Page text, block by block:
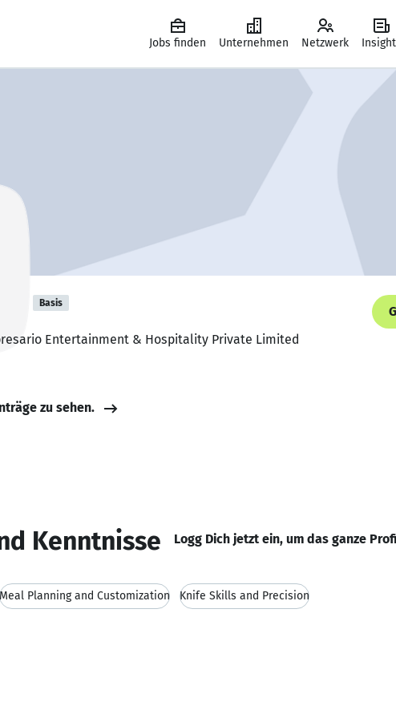
Jobs finden Unternehmen Netzwerk
Basis
Entertainment & Hospitality Private Limited
zu sehen.
Kenntnisse Logg Dich jetzt ein, um das ganze
Meal Planning and Customization Knife Skills and Precision